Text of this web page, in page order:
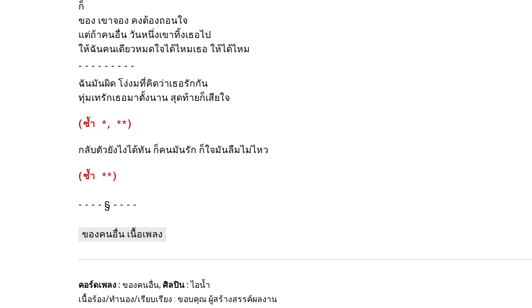
ก็
ของ เขาจอง คงต้องถอนใจ
แต่ถ้าคนอื่น วันหนึ่งเขาทิ้งเธอไป
ให้ฉันคนเดียวหมดใจได้ไหมเธอ ให้ได้ไหม
-
ฉันมันผิด โง่งมที่คิดว่าเธอรักกัน
ทุ่มเทรักเธอมาตั้งนาน สุดท้ายก็เสียใจ
(ซ้ำ *, **)
กลับตัวยังไงได้ทัน ก็คนมันรัก ก็ใจมันลืมไม่ไหว
(ซ้ำ **)
§
ของคนอื่น เนื้อเพลง
คอร์ดเพลง : ของคนอื่น, ศิลปิน :ไอน้ำ
เนื้อร้อง/ทำนอง/เรียบเรียง : ขอบคุณ ผู้สร้างสรรค์ผลงาน